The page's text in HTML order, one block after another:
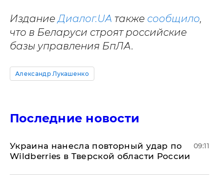
ИзданиеДиалог.UA также сообщило,
что в Беларуси строят российские
базы управления БпЛА.
Александр Лукашенко
Последние новости
Украина нанесла повторный удар по
Wildberries в Тверской области России
09:11